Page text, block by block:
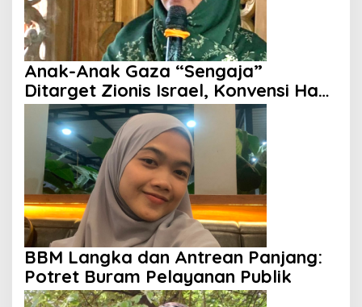
Anak-Anak Gaza “Sengaja”
Ditarget Zionis Israel, Konvensi Hak
Anak Tak Berdaya
BBM Langka dan Antrean Panjang:
Potret Buram Pelayanan Publik